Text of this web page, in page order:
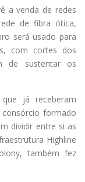
a venda de redes
de fibra ótica,
será usado para
com cortes dos
de sustentar os
já receberam
formado
dividir entre si as
Highline
também fez